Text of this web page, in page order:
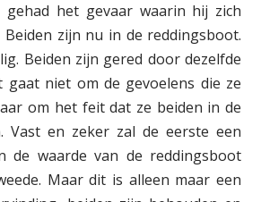
gehad het gevaar waarin hij zich
Beiden zijn nu in de reddingsboot.
Beiden zijn gered door dezelfde
gaat niet om de gevoelens die ze
om het feit dat ze beiden in de
Vast en zeker zal de eerste een
de waarde van de reddingsboot
Maar dit is alleen maar een